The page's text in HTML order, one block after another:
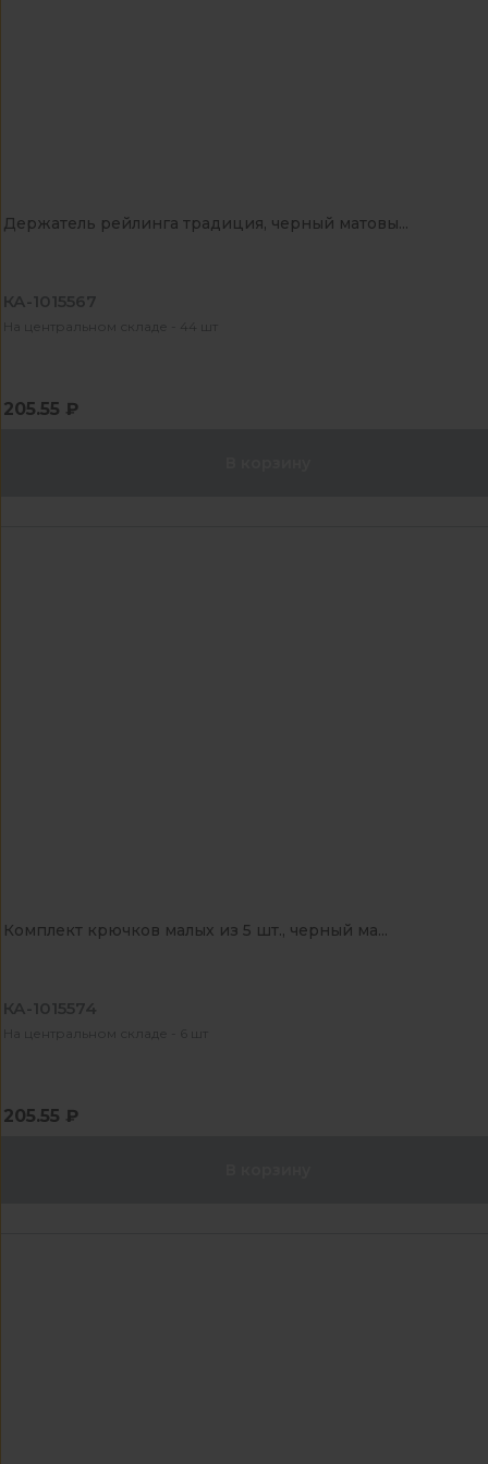
Держатель рейлинга традиция, черный матовы...
КА-1015567
На центральном складе - 44 шт
205.55 ₽
Комплект крючков малых из 5 шт., черный ма...
КА-1015574
На центральном складе - 6 шт
205.55 ₽